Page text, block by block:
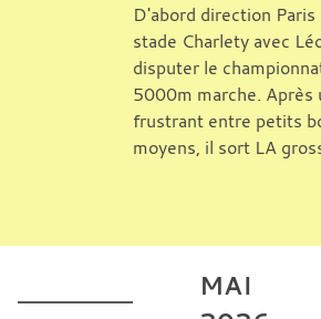
D'abord direction
stade Charlety avec
disputer le
5000m marche. Après
frustrant entre petits
moyens, il sort LA
MAI